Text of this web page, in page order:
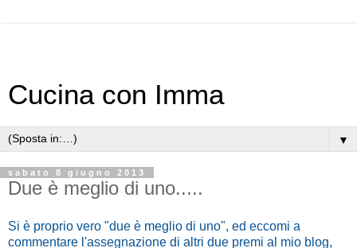
Cucina con Imma
▼
sabato 8 giugno 2013
Due è meglio di uno.....
Si è proprio vero "due è meglio di uno", ed eccomi a
commentare l'assegnazione di altri due premi al mio blog,